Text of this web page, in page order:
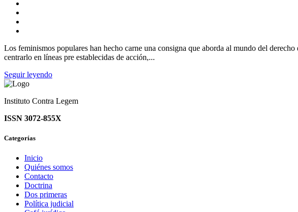
Los feminismos populares han hecho carne una consigna que aborda al mundo del
centrarlo en líneas pre establecidas de acción,...
Seguir leyendo
Instituto Contra Legem
ISSN 3072-855X
Categorías
Inicio
Quiénes somos
Contacto
Doctrina
Dos primeras
Política judicial